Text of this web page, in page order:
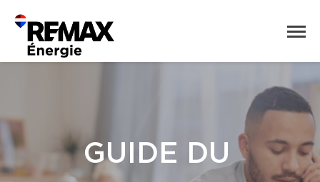
GUIDE DU